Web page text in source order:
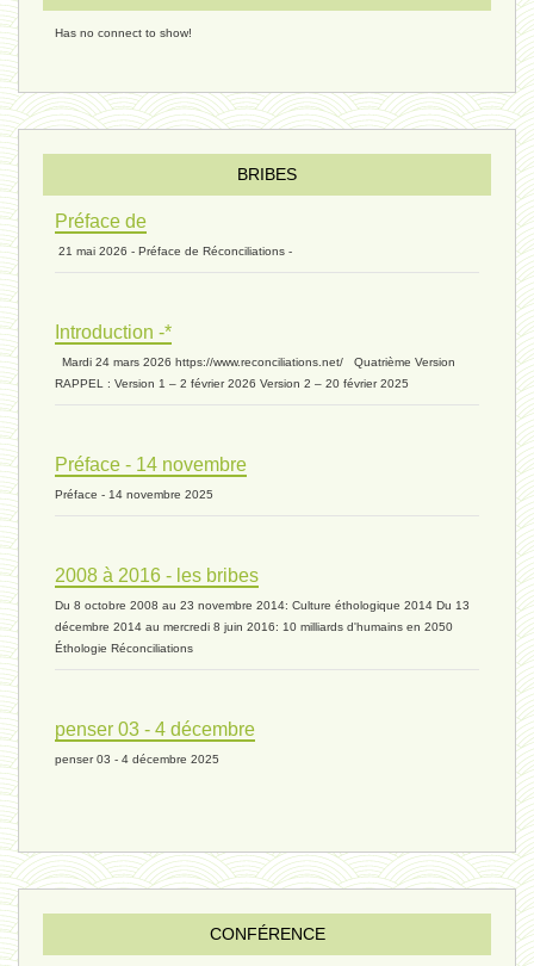
Introduction V1 - 6 juin 2024
extinction 07 - 18 mai 2024
biomasse - 10 mai 2024*
univers 11 - 28 mars 2024*
penser 01 - 9 février 2024 *
Has no connect to show!
BRIBES
Préface de
21 mai 2026 - Préface de Réconciliations -
Introduction -*
Mardi 24 mars 2026 https://www.reconciliations.net/ Quatrième Version
RAPPEL : Version 1 – 2 février 2026 Version 2 – 20 février 2025
Préface - 14 novembre
Préface - 14 novembre 2025
2008 à 2016 - les bribes
Du 8 octobre 2008 au 23 novembre 2014: Culture éthologique 2014 Du 13
décembre 2014 au mercredi 8 juin 2016: 10 milliards d'humains en 2050
Éthologie Réconciliations
penser 03 - 4 décembre
penser 03 - 4 décembre 2025
CONFÉRENCE